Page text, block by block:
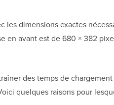
les dimensions exactes
en avant est de 680 × 382
des temps de
quelques raisons pour